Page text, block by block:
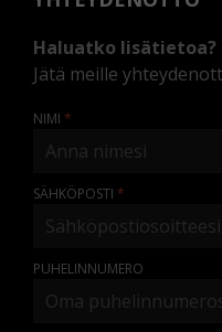
Haluatko lisätietoa?
Jätä meille
NIMI
SÄHKÖPOSTI
PUHELINNUMERO